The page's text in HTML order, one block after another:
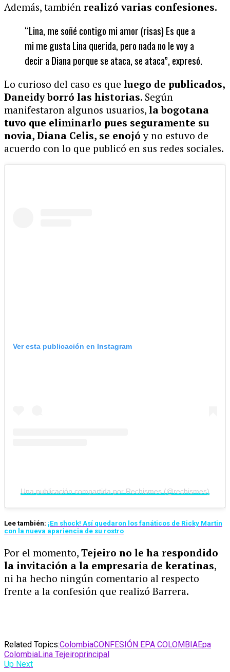
Además, también realizó varias confesiones.
“Lina, me soñé contigo mi amor (risas) Es que a
mi me gusta Lina querida, pero nada no le voy a
decir a Diana porque se ataca, se ataca”, expresó.
Lo curioso del caso es que luego de publicados,
Daneidy borró las historias. Según
manifestaron algunos usuarios, la bogotana
tuvo que eliminarlo pues seguramente su
novia, Diana Celis, se enojó y no estuvo de
acuerdo con lo que publicó en sus redes sociales.
Ver esta publicación en Instagram
Una publicación compartida por Rechismes (@rechismes)
Lee también: ¡En shock! Así quedaron los fanáticos de Ricky Martin
con la nueva apariencia de su rostro
Por el momento, Tejeiro no le ha respondido
la invitación a la empresaria de keratinas,
ni ha hecho ningún comentario al respecto
frente a la confesión que realizó Barrera.
Related Topics:ColombiaCONFESIÓN EPA COLOMBIAEpa
ColombiaLina Tejeiroprincipal
Up Next